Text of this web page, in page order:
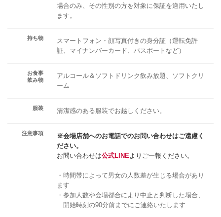
場合のみ、その性別の方を対象に保証を適用いたし
ます。
持ち物
スマートフォン・顔写真付きの身分証（運転免許
証、マイナンバーカード、パスポートなど）
お食事
飲み物
アルコール＆ソフトドリンク飲み放題、ソフトクリ
ーム
服装 清潔感のある服装でお越しください。
注意事項
※会場店舗へのお電話でのお問い合わせはご遠慮く
ださい。
お問い合わせは公式LINE よりご一報ください。
・時間帯によって男女の人数差が生じる場合があり
ます
・参加人数や会場都合により中止と判断した場合、
開始時刻の90分前までにご連絡いたします